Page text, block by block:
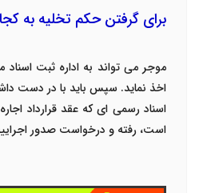
برای گرفتن حکم تخلیه به
موجر می تواند به اداره ثبت
اخذ نماید. سپس باید با در دست
اسناد رسمی ای که عقد قرارداد
است، رفته و درخواست صدور